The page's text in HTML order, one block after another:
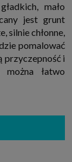
mało
jest grunt
silnie chłonne,
pomalować
przyczepność i
można łatwo